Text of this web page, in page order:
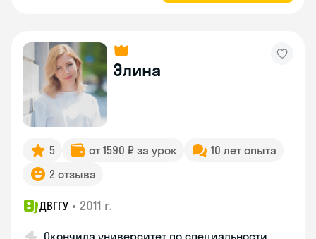
Элина
5 от 1590 ₽ за урок
10 лет опыта
2 отзыва
ДВГГУ • 2011 г.
Окончила университет по специальности